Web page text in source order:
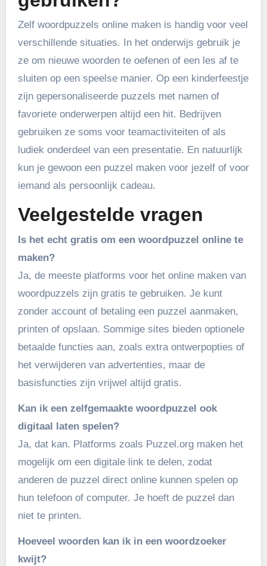
Zelf woordpuzzels online maken is handig voor veel
verschillende situaties. In het onderwijs gebruik je
ze om nieuwe woorden te oefenen of een les af te
sluiten op een speelse manier. Op een kinderfeestje
zijn gepersonaliseerde puzzels met namen of
favoriete onderwerpen altijd een hit. Bedrijven
gebruiken ze soms voor teamactiviteiten of als
ludiek onderdeel van een presentatie. En natuurlijk
kun je gewoon een puzzel maken voor jezelf of voor
iemand als persoonlijk cadeau.
Veelgestelde vragen
Is het echt gratis om een woordpuzzel online te
maken?
Ja, de meeste platforms voor het online maken van
woordpuzzels zijn gratis te gebruiken. Je kunt
zonder account of betaling een puzzel aanmaken,
printen of opslaan. Sommige sites bieden optionele
betaalde functies aan, zoals extra ontwerpopties of
het verwijderen van advertenties, maar de
basisfuncties zijn vrijwel altijd gratis.
Kan ik een zelfgemaakte woordpuzzel ook
digitaal laten spelen?
Ja, dat kan. Platforms zoals Puzzel.org maken het
mogelijk om een digitale link te delen, zodat
anderen de puzzel direct online kunnen spelen op
hun telefoon of computer. Je hoeft de puzzel dan
niet te printen.
Hoeveel woorden kan ik in een woordzoeker
kwijt?